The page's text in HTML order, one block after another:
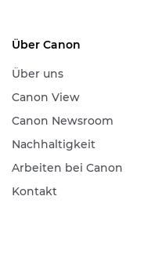
Über Canon
Über uns
Canon View
Canon Newsroom
Nachhaltigkeit
Arbeiten bei Canon
Kontakt